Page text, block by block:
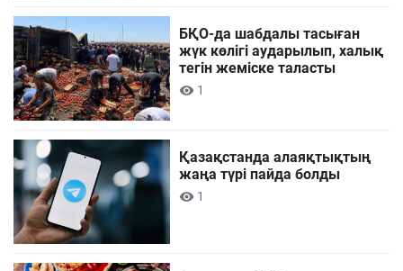
БҚО-да шабдалы тасыған
жүк көлігі аударылып, халық
тегін жеміске таласты
1
Қазақстанда алаяқтықтың
жаңа түрі пайда болды
1